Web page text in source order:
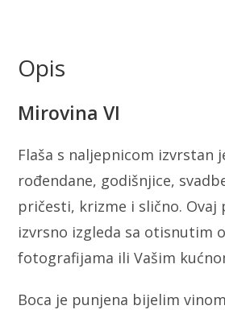
Opis
Mirovina VI
Flaša s naljepnicom izvrstan
rođendane, godišnjice,
pričesti, krizme i slično.
izvrsno izgleda sa otisnutim
fotografijama ili Vašim
Boca je punjena bijelim